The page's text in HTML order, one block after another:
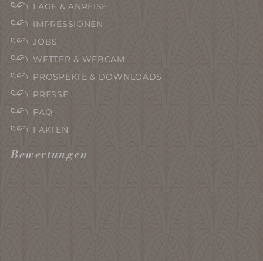
LAGE & ANREISE
IMPRESSIONEN
JOBS
WETTER & WEBCAM
PROSPEKTE & DOWNLOADS
PRESSE
FAQ
FAKTEN
Bewertungen